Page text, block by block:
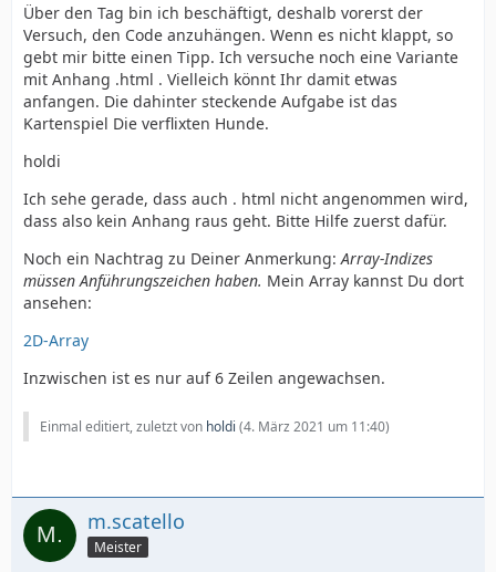
Über den Tag bin ich beschäftigt, deshalb vorerst der
Versuch, den Code anzuhängen. Wenn es nicht klappt, so
gebt mir bitte einen Tipp. Ich versuche noch eine Variante
mit Anhang .html . Vielleich könnt Ihr damit etwas
anfangen. Die dahinter steckende Aufgabe ist das
Kartenspiel Die verflixten Hunde.
holdi
Ich sehe gerade, dass auch . html nicht angenommen wird,
dass also kein Anhang raus geht. Bitte Hilfe zuerst dafür.
Noch ein Nachtrag zu Deiner Anmerkung: Array-Indizes
müssen Anführungszeichen haben. Mein Array kannst Du dort
ansehen:
2D-Array
Inzwischen ist es nur auf 6 Zeilen angewachsen.
Einmal editiert, zuletzt von holdi (4. März 2021 um 11:40)
m.scatello
Meister